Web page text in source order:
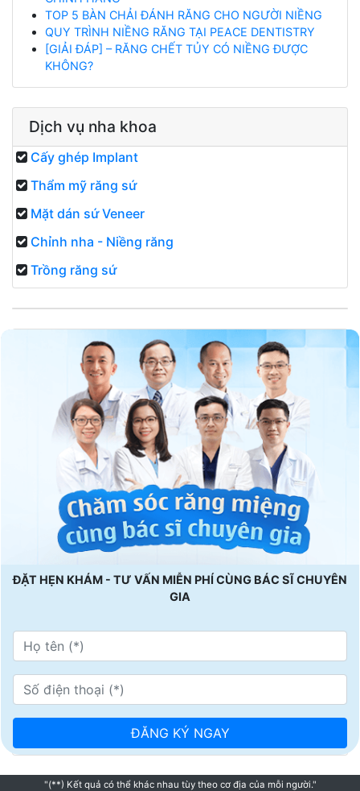
TOP 5 BÀN CHẢI ĐÁNH RĂNG CHO NGƯỜI NIỀNG
QUY TRÌNH NIỀNG RĂNG TẠI PEACE DENTISTRY
[GIẢI ĐÁP] – RĂNG CHẾT TỦY CÓ NIỀNG ĐƯỢC
KHÔNG?
Dịch vụ nha khoa
Cấy ghép Implant
Thẩm mỹ răng sứ
Mặt dán sứ Veneer
Chỉnh nha - Niềng răng
Trồng răng sứ
ĐẶT HẸN KHÁM - TƯ VẤN MIỄN PHÍ CÙNG BÁC SĨ CHUYÊN
GIA
"(**) Kết quả có thể khác nhau tùy theo cơ địa của mỗi người."